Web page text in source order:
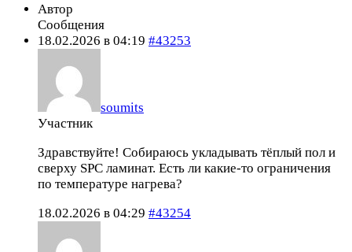
Автор
Сообщения
18.02.2026 в 04:19 #43253
soumits
Участник
Здравствуйте! Собираюсь укладывать тёплый пол и
сверху SPC ламинат. Есть ли какие-то ограничения
по температуре нагрева?
18.02.2026 в 04:29 #43254